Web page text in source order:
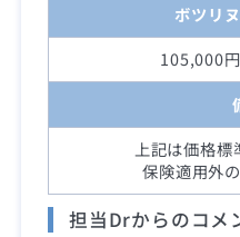
ボツリ
105,000
上記は価格標
保険適用外
担当Drからのコメ